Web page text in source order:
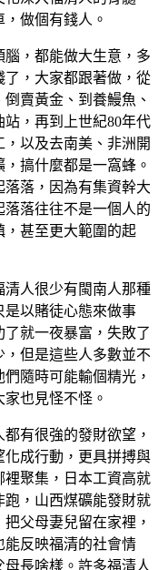
做個有錢人。
，都能做大生意，多
，大家都跟著做，從
賣黃金、到養鰻魚、
，再到上世紀80年代
以及去南美、非洲開
搞什麼都是一窩蜂。
落，因為有集資幹大
落往往不是一個人的
，甚至更大範圍的起
清人很少有閩南人那種
是以賭徒心態來做事
就一夜暴富，失敗了
但是這些人多數並不
隨時可能輸個精光，
也見怪不怪。
有很強的發財欲望，
成行動，更具拼搏與
裡聚集，日本工資高就
，山西煤礦能發財就
父母妻兒留在家裡，
能反映福清的社會情
長啥樣。許多福清人